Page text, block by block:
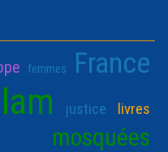
femmes France
justice livres
mosquées